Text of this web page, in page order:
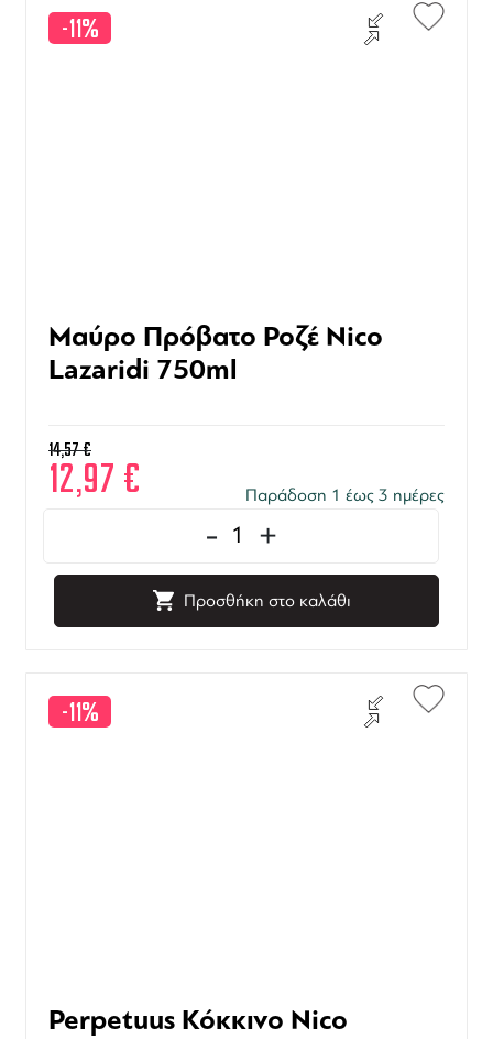
-11%
Μαύρο Πρόβατο Ροζέ Nico
Lazaridi 750ml
14,57€
12,97 € Παράδοση 1 έως 3 ημέρες
- +
Προσθήκη στο καλάθι
-11%
Perpetuus Κόκκινο Nico